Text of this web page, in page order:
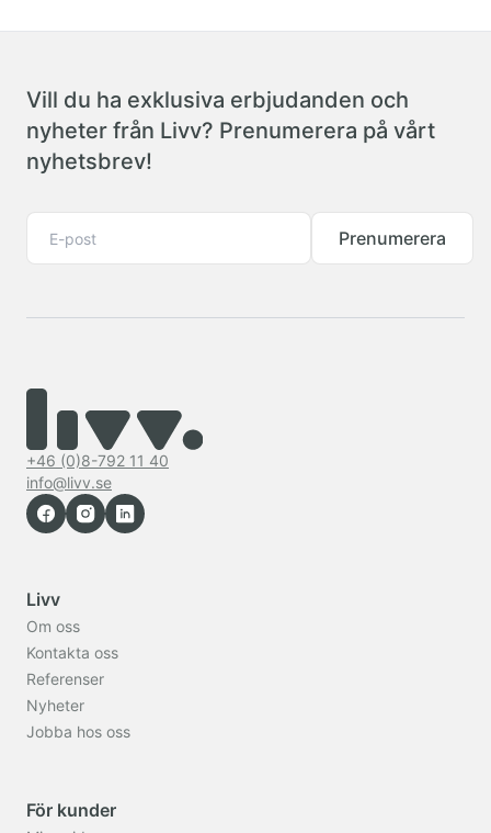
Vill du ha exklusiva erbjudanden och
nyheter från Livv? Prenumerera på vårt
nyhetsbrev!
Prenumerera
+46 (0)8-792 11 40
info@livv.se
Livv
Om oss
Kontakta oss
Referenser
Nyheter
Jobba hos oss
För kunder